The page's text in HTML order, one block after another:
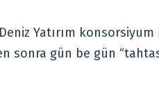
Yatırım
sonra gün be gün